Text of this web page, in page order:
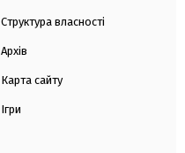
Структура власності
Архів
Карта сайту
Ігри